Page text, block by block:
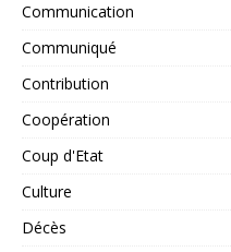
Communication
Communiqué
Contribution
Coopération
Coup d'Etat
Culture
Décès